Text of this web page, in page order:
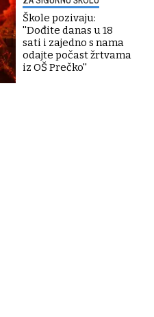
Škole pozivaju:
''Dođite danas u 18
sati i zajedno s nama
odajte počast žrtvama
iz OŠ Prečko''